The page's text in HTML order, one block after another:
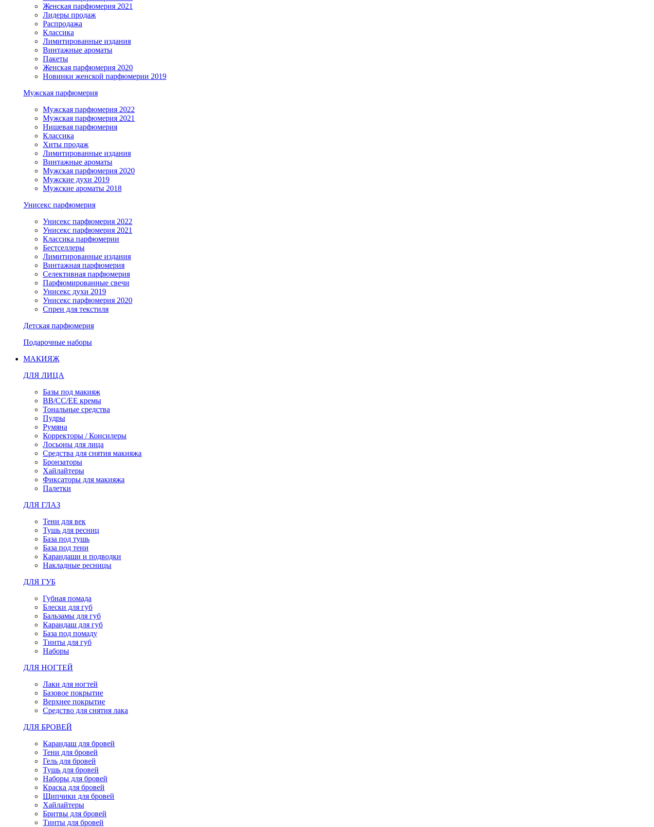
Женская парфюмерия 2021
Лидеры продаж
Распродажа
Классика
Лимитированные издания
Винтажные ароматы
Пакеты
Женская парфюмерия 2020
Новинки женской парфюмерии 2019
Мужская парфюмерия
Мужская парфюмерия 2022
Мужская парфюмерия 2021
Нишевая парфюмерия
Классика
Хиты продаж
Лимитированные издания
Винтажные ароматы
Мужская парфюмерия 2020
Мужские духи 2019
Мужские ароматы 2018
Унисекс парфюмерия
Унисекс парфюмерия 2022
Унисекс парфюмерия 2021
Классика парфюмерии
Бестселлеры
Лимитированные издания
Винтажная парфюмерия
Селективная парфюмерия
Парфюмированные свечи
Унисекс духи 2019
Унисекс парфюмерия 2020
Спреи для текстиля
Детская парфюмерия
Подарочные наборы
МАКИЯЖ
ДЛЯ ЛИЦА
Базы под макияж
BB/CC/EE кремы
Тональные средства
Пудры
Румяна
Корректоры / Консилеры
Лосьоны для лица
Средства для снятия макияжа
Бронзаторы
Хайлайтеры
Фиксаторы для макияжа
Палетки
ДЛЯ ГЛАЗ
Тени для век
Тушь для ресниц
База под тушь
База под тени
Карандаши и подводки
Накладные ресницы
ДЛЯ ГУБ
Губная помада
Блески для губ
Бальзамы для губ
Карандаш для губ
База под помаду
Тинты для губ
Наборы
ДЛЯ НОГТЕЙ
Лаки для ногтей
Базовое покрытие
Верхнее покрытие
Средство для снятия лака
ДЛЯ БРОВЕЙ
Карандаш для бровей
Тени для бровей
Гель для бровей
Тушь для бровей
Наборы для бровей
Краска для бровей
Щипчики для бровей
Хайлайтеры
Бритвы для бровей
Тинты для бровей